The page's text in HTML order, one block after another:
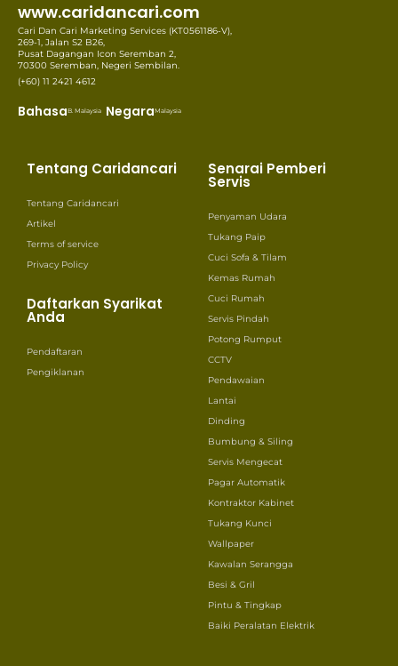
www.caridancari.com
Cari Dan Cari Marketing Services (KT0561186-V),
269-1, Jalan S2 B26,
Pusat Dagangan Icon Seremban 2,
70300 Seremban, Negeri Sembilan.
(+60) 11 2421 4612
BahasaB. Malaysia NegaraMalaysia
Tentang Caridancari
Tentang Caridancari
Artikel
Terms of service
Privacy Policy
Daftarkan Syarikat
Anda
Pendaftaran
Pengiklanan
Senarai Pemberi
Servis
Penyaman Udara
Tukang Paip
Cuci Sofa & Tilam
Kemas Rumah
Cuci Rumah
Servis Pindah
Potong Rumput
CCTV
Pendawaian
Lantai
Dinding
Bumbung & Siling
Servis Mengecat
Pagar Automatik
Kontraktor Kabinet
Tukang Kunci
Wallpaper
Kawalan Serangga
Besi & Gril
Pintu & Tingkap
Baiki Peralatan Elektrik